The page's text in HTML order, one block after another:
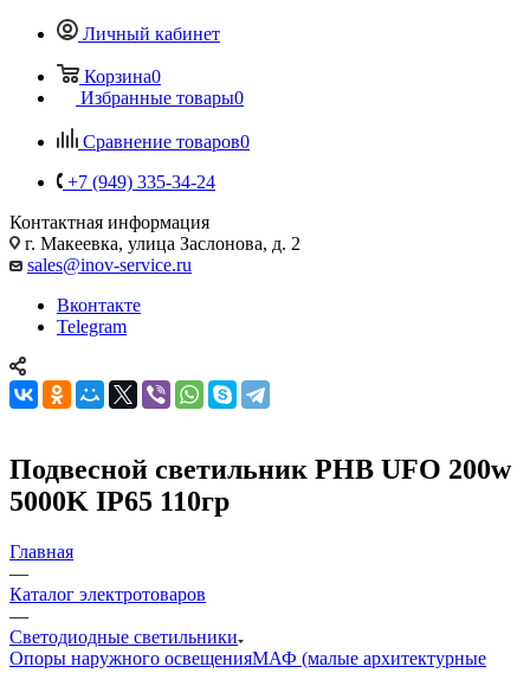
Личный кабинет
Корзина0
Избранные товары0
Сравнение товаров0
+7 (949) 335-34-24
Контактная информация
г. Макеевка, улица Заслонова, д. 2
sales@inov-service.ru
Вконтакте
Telegram
Подвесной светильник PHB UFO 200w
5000K IP65 110гр
Главная
—
Каталог электротоваров
—
Светодиодные светильники
Опоры наружного освещенияМАФ (малые архитектурные